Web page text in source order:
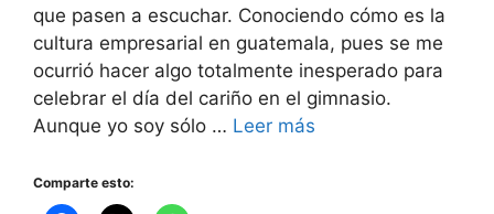
que pasen a escuchar. Conociendo cómo es la
cultura empresarial en guatemala, pues se me
ocurrió hacer algo totalmente inesperado para
celebrar el día del cariño en el gimnasio.
Aunque yo soy sólo … Leer más
Comparte esto: